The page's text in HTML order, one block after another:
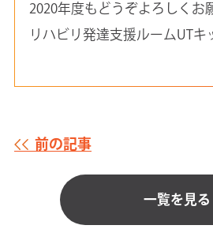
2020年度もどうぞよろしくお
リハビリ発達支援ルームUT
前の記事
一覧を見る